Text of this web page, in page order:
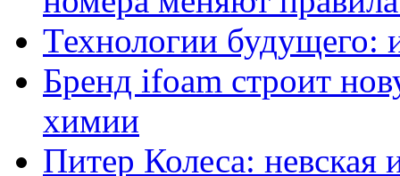
Технологии будущего:
Бренд ifoam строит
химии
Питер Колеса: невская